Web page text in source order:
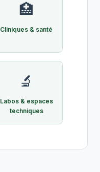
🏥
Cliniques & santé
🔬
Labos & espaces
techniques